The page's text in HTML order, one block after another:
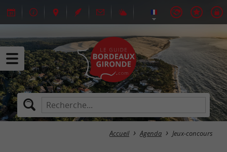
Accueil Agenda Jeux-concours